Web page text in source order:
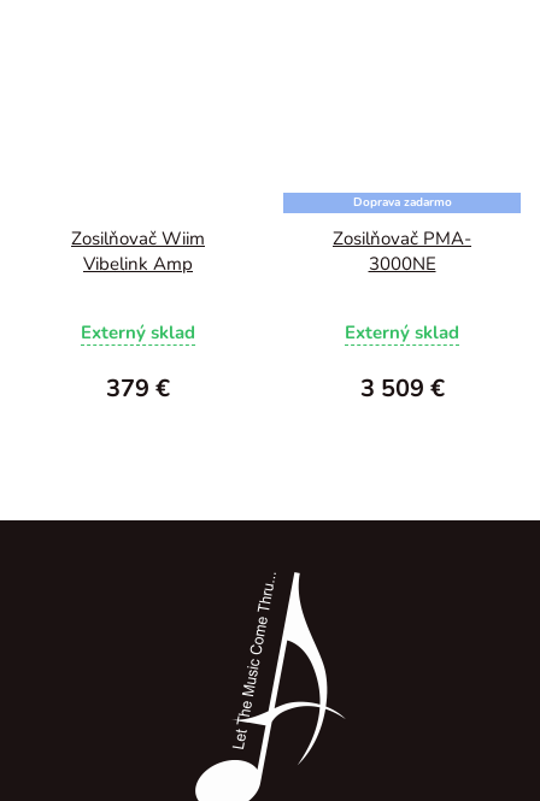
Zosilňovač Wiim
Vibelink Amp
Externý sklad
379 €
Doprava zadarmo
Zosilňovač PMA-
3000NE
Externý sklad
3 509 €